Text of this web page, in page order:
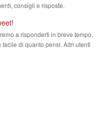
consigli e risposte.
a risponderti in breve tempo.
di quanto pensi. Altri utenti